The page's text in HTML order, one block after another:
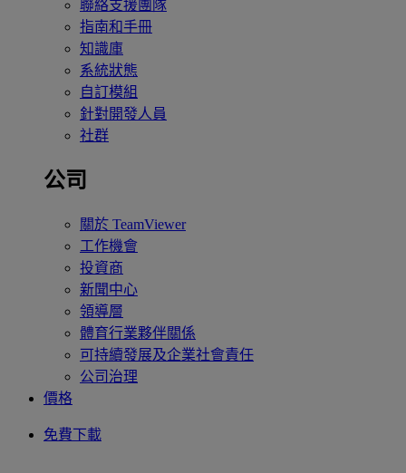
聯絡支援團隊
指南和手冊
知識庫
系統狀態
自訂模組
針對開發人員
社群
公司
關於 TeamViewer
工作機會
投資商
新聞中心
領導層
體育行業夥伴關係
可持續發展及企業社會責任
公司治理
價格
免費下載